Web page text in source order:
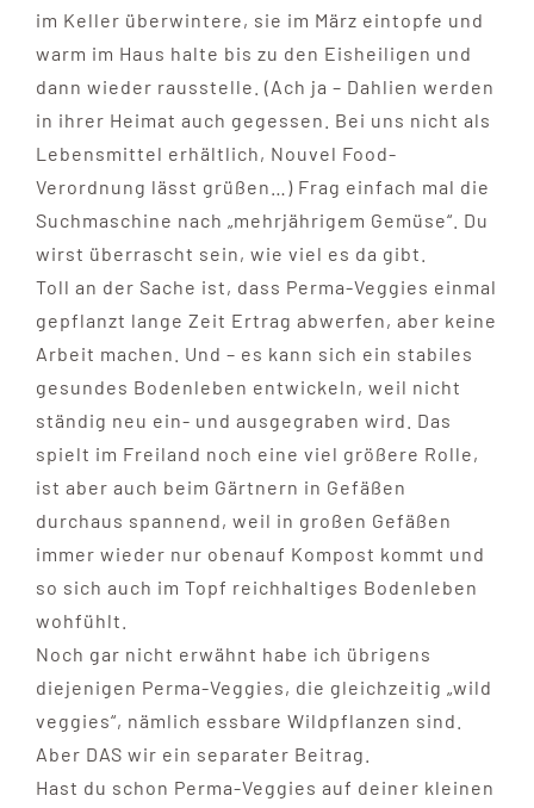
im Keller überwintere, sie im März eintopfe und
warm im Haus halte bis zu den Eisheiligen und
dann wieder rausstelle. (Ach ja – Dahlien werden
in ihrer Heimat auch gegessen. Bei uns nicht als
Lebensmittel erhältlich, Nouvel Food-
Verordnung lässt grüßen…) Frag einfach mal die
Suchmaschine nach „mehrjährigem Gemüse“. Du
wirst überrascht sein, wie viel es da gibt.
Toll an der Sache ist, dass Perma-Veggies einmal
gepflanzt lange Zeit Ertrag abwerfen, aber keine
Arbeit machen. Und – es kann sich ein stabiles
gesundes Bodenleben entwickeln, weil nicht
ständig neu ein- und ausgegraben wird. Das
spielt im Freiland noch eine viel größere Rolle,
ist aber auch beim Gärtnern in Gefäßen
durchaus spannend, weil in großen Gefäßen
immer wieder nur obenauf Kompost kommt und
so sich auch im Topf reichhaltiges Bodenleben
wohfühlt.
Noch gar nicht erwähnt habe ich übrigens
diejenigen Perma-Veggies, die gleichzeitig „wild
veggies“, nämlich essbare Wildpflanzen sind.
Aber DAS wir ein separater Beitrag.
Hast du schon Perma-Veggies auf deiner kleinen